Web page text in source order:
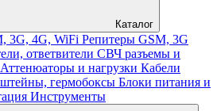
Каталог
3G, 4G, WiFi Репитеры GSM, 3G
ответвители СВЧ разъемы и
Аттенюаторы и нагрузки Кабели
гермобоксы Блоки питания и
Инструменты